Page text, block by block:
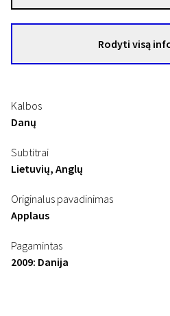
Rodyti visą
Kalbos
Danų
Subtitrai
Lietuvių, Anglų
Originalus pavadinimas
Applaus
Pagamintas
2009: Danija